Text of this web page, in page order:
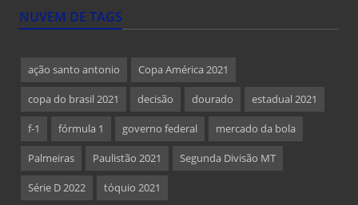
NUVEM DE TAGS
ação santo antonio Copa América 2021
copa do brasil 2021 decisão dourado estadual 2021
f-1 fórmula 1 governo federal mercado da bola
Palmeiras Paulistão 2021 Segunda Divisão MT
Série D 2022 tóquio 2021